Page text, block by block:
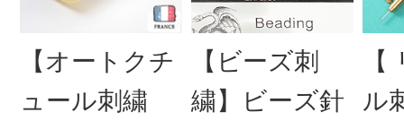
【オートクチ
ュール刺繍
【ビーズ刺
繍】ビーズ針
ル